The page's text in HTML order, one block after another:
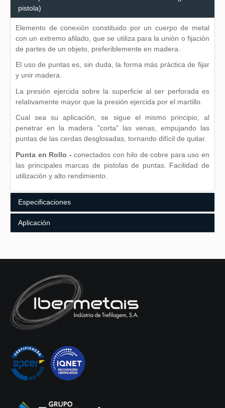
pistola)
Elemento de conexión constituido por un cuerpo de metal
con un extremo afilado, que se utiliza para la unión o fijación
de partes de un objeto, preferiblemente en madera.
El uso de puntas es, sin duda, la forma más práctica de fijar
y unir madera.
La presión ejercida sobre la superficie al ser perforada es
relativamente mayor que la presión ejercida por el martillo.
Cual sea su aplicación, se sigue el mismo principio, al
penetrar en la madera "corta" las venas, empujando las
puntas de las cerdas desglosadas, tornando difícil de quitar.
Punta en Rollo -conectados con hilo de cobre para uso en
las principales marcas de pistolas de puntas. Facilidad de
utilización y alto rendimiento.
Especificaciones
Composición Química
Otras especificaciones sobre pedido.
Aplicación
Pallets;
Construcción;
Carpintería;
Muebles.